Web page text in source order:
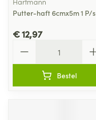
Putter-haft 6cmx5m 1 P/s
€ 12,97
Bestel